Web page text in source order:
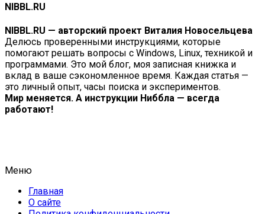
NIBBL.RU
NIBBL.RU — авторский проект Виталия Новосельцева
Делюсь проверенными инструкциями, которые
помогают решать вопросы с Windows, Linux, техникой и
программами. Это мой блог, моя записная книжка и
вклад в ваше сэкономленное время. Каждая статья —
это личный опыт, часы поиска и экспериментов.
Мир меняется. А инструкции Ниббла — всегда
работают!
Меню
Главная
О сайте